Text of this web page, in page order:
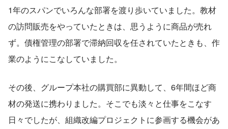
1年のスパンでいろんな部署を渡り歩いていました。教材
の訪問販売をやっていたときは、思うように商品が売れ
ず。債権管理の部署で滞納回収を任されていたときも、作
業のようにこなしていました。
その後、グループ本社の購買部に異動して、6年間ほど商
材の発送に携わりました。そこでも淡々と仕事をこなす
日々でしたが、組織改編プロジェクトに参画する機会があ